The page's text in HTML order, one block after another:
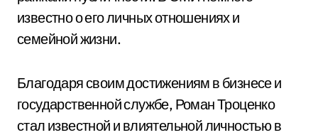
известно о его личных отношениях и
семейной жизни.
Благодаря своим достижениям в бизнесе и
государственной службе, Роман Троценко
стал известной и влиятельной личностью в